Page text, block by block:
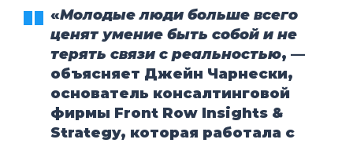
«Молодые люди больше всего
ценят умение быть собой и не
терять связи с реальностью, —
объясняет Джейн Чарнески,
основатель консалтинговой
фирмы Front Row Insights &
Strategy, которая работала с